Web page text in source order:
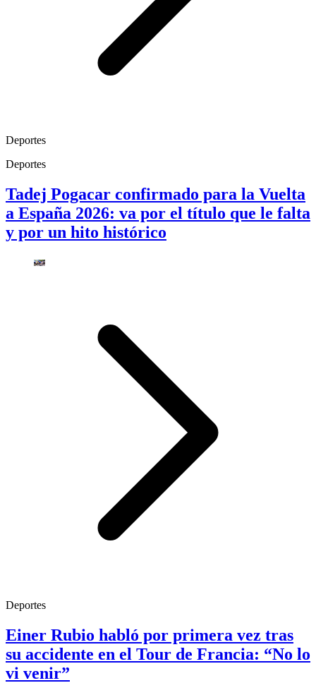
Deportes
Deportes
Tadej Pogacar confirmado para la Vuelta
a España 2026: va por el título que le falta
y por un hito histórico
Deportes
Einer Rubio habló por primera vez tras
su accidente en el Tour de Francia: “No lo
vi venir”